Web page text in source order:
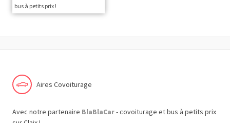
bus à petits prix !
Aires Covoiturage
Avec notre partenaire BlaBlaCar- covoiturage et bus à petits prix